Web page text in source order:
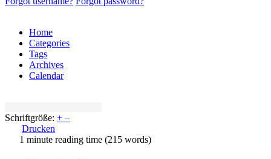
Home
Categories
Tags
Archives
Calendar
Schriftgröße: + –
Drucken
1 minute reading time (215 words)